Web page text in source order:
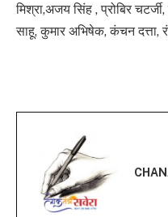
मिश्रा,अजय सिंह , प्रोबिर
साहू, कुमार अभिषेक, कंचन दत्ता,